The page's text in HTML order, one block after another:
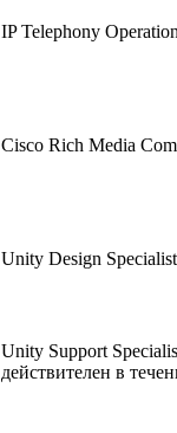
IP Telephony
Cisco Rich Media
Unity Design Specialist
Unity Support
действителен в